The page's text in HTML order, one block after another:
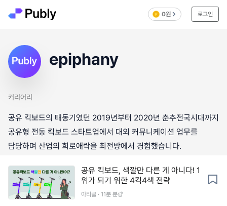
0원 로그인
epiphany
커리어리
공유 킥보드의 태동기였던 2019년부터 2020년 춘추전국시대까지
공유형 전동 킥보드 스타트업에서 대외 커뮤니케이션 업무를
담당하며 산업의 희로애락을 최전방에서 경험했습니다.
공유 킥보드, 색깔만 다른 게 아니다! 1
위가 되기 위한 4킥4색 전략
아티클 · 11분 분량